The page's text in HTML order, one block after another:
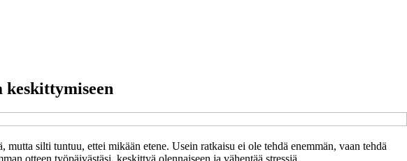
silti tuntuu, ettei mikään etene. Usein ratkaisu ei ole tehdä enemmän, vaan tehdä
otteen työpäivästäsi, keskittyä olennaiseen ja vähentää stressiä.